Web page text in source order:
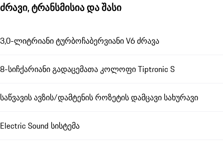
ძრავი, ტრანსმისია და შასი
3,0-ლიტრიანი ტურბოჩაბერვიანი V6 ძრავა
8-სიჩქარიანი გადაცემათა კოლოფი Tiptronic S
საწვავის ავზის/დამტენის როზეტის დამცავი სახურავი
Electric Sound სისტემა